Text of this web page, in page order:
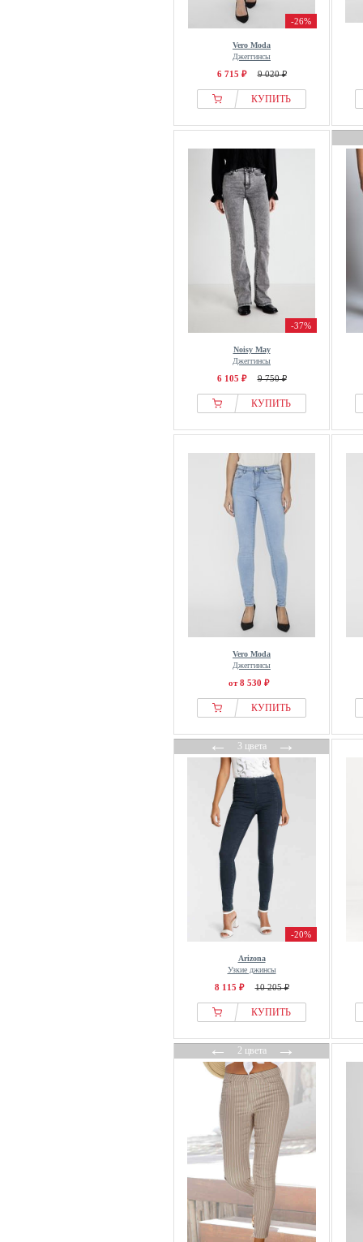
-26%
Vero Moda
Джеггинсы
6 715 ₽ 9 020 ₽
КУПИТЬ
-37%
Noisy May
Джеггинсы
6 105 ₽ 9 750 ₽
КУПИТЬ
Vero Moda
Джеггинсы
от 8 530 ₽
КУПИТЬ
←3 цвета→
-20%
Arizona
Узкие джинсы
8 115 ₽ 10 205 ₽
КУПИТЬ
←2 цвета→